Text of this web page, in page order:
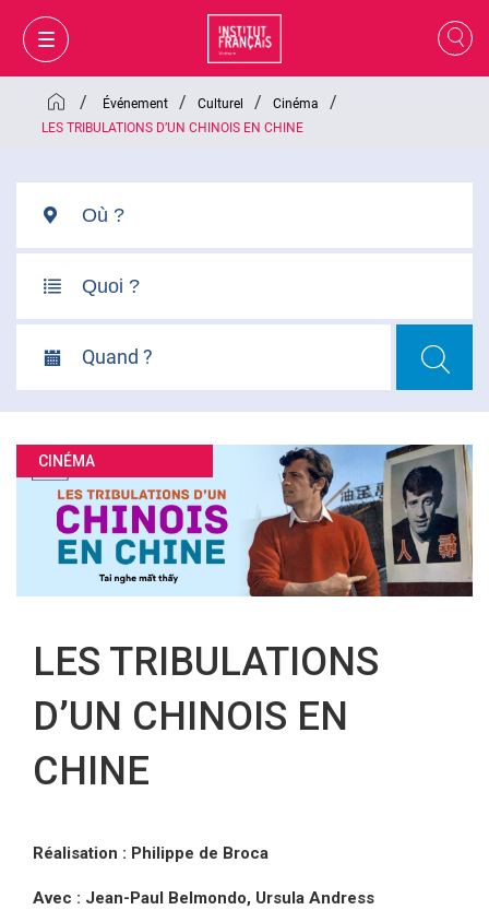
MON PANIER CONNEXION
FR
VI
FR
/ Événement / Culturel / Cinéma /
LES TRIBULATIONS D’UN CHINOIS EN CHINE
Quand ?
CINÉMA
LES TRIBULATIONS
D’UN CHINOIS EN
CHINE
Réalisation : Philippe de Broca
Avec : Jean-Paul Belmondo, Ursula Andress